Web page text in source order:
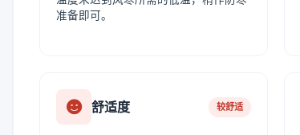
准备即可。
舒适度 较舒适